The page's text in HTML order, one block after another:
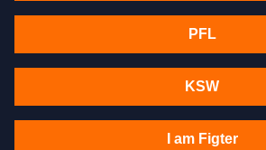
PFL
KSW
I am Figter